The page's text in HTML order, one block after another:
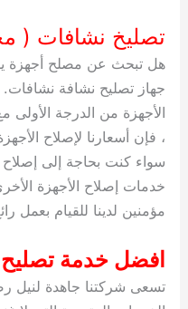
تصليخ نشافات (
هل تبحث عن مصلح أجهزة
جهاز تصليح نشافة
الأجهزة من الدرجة الأولى
، فإن أسعارنا لإصلاح
سواء كنت بحاجة إلى إصلاح
خدمات إصلاح الأجهزة
مؤمنين لدينا للقيام بعمل
افضل خدمة
تسعى شركتنا جاهدة لنيل